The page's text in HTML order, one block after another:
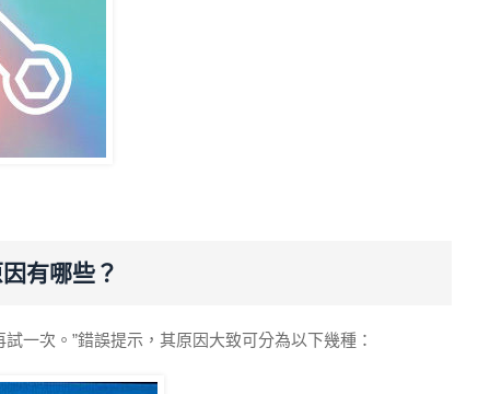
有哪些？
一次。”錯誤提示，其原因大致可分為以下幾種：